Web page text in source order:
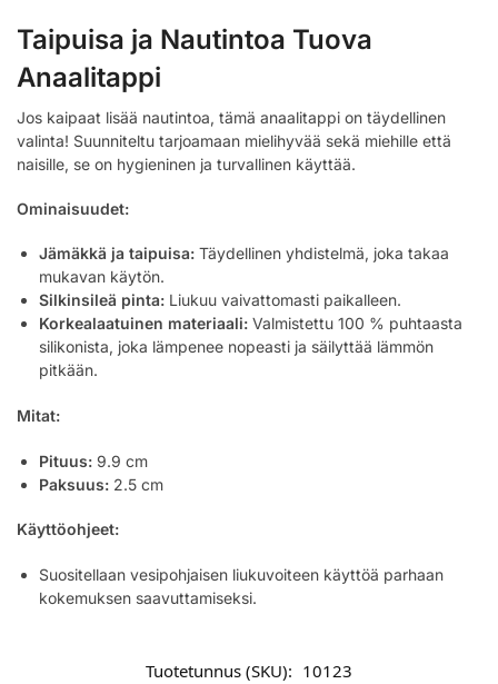
Taipuisa ja Nautintoa Tuova
Anaalitappi
Jos kaipaat lisää nautintoa, tämä anaalitappi on täydellinen
valinta! Suunniteltu tarjoamaan mielihyvää sekä miehille että
naisille, se on hygieninen ja turvallinen käyttää.
Ominaisuudet:
Jämäkkä ja taipuisa: Täydellinen yhdistelmä, joka takaa
mukavan käytön.
Silkinsileä pinta: Liukuu vaivattomasti paikalleen.
Korkealaatuinen materiaali: Valmistettu 100 % puhtaasta
silikonista, joka lämpenee nopeasti ja säilyttää lämmön
pitkään.
Mitat:
Pituus: 9.9 cm
Paksuus: 2.5 cm
Käyttöohjeet:
Suositellaan vesipohjaisen liukuvoiteen käyttöä parhaan
kokemuksen saavuttamiseksi.
Tuotetunnus (SKU): 10123